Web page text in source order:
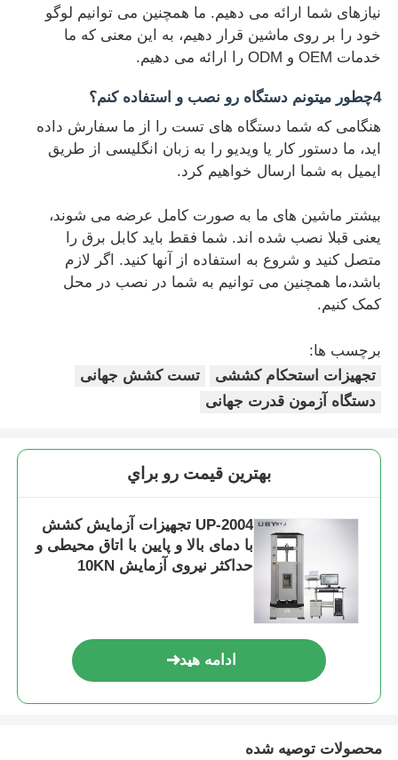
نیازهای شما ارائه می دهیم. ما همچنین می توانیم لوگو
خود را بر روی ماشین قرار دهیم، به این معنی که ما
خدمات OEM و ODM را ارائه می دهیم.
4چطور ميتونم دستگاه رو نصب و استفاده کنم؟
هنگامی که شما دستگاه های تست را از ما سفارش داده
اید، ما دستور کار یا ویدیو را به زبان انگلیسی از طریق
ایمیل به شما ارسال خواهیم کرد.
بیشتر ماشین های ما به صورت کامل عرضه می شوند،
یعنی قبلا نصب شده اند. شما فقط باید کابل برق را
متصل کنید و شروع به استفاده از آنها کنید. اگر لازم
باشد،ما همچنین می توانیم به شما در نصب در محل
کمک کنیم.
برچسب ها:
تجهیزات استحکام کششی
تست کشش جهانی
دستگاه آزمون قدرت جهانی
بهترين قيمت رو براي
UP-2004 تجهیزات آزمایش کشش
با دمای بالا و پایین با اتاق محیطی و
حداکثر نیروی آزمایش 10KN
ادامه هید
محصولات توصیه شده